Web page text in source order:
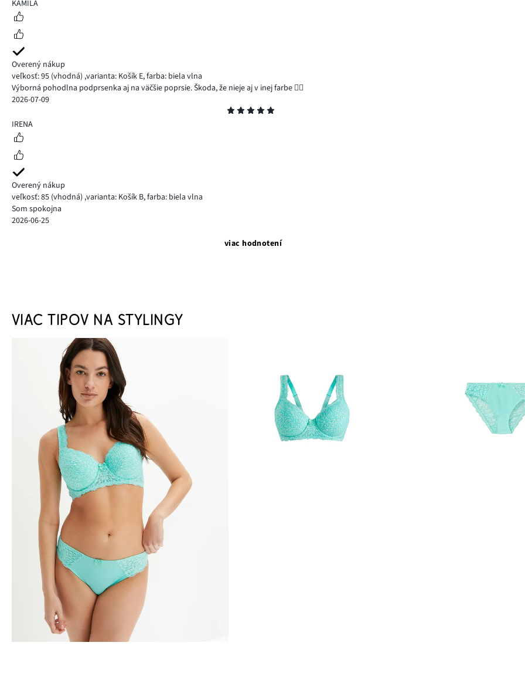
KAMILA
Overený nákup
veľkosť: 95 (vhodná) ,varianta: Košík E,farba: biela vlna
Výborná pohodlna podprsenka aj na väčšie poprsie. Škoda, že nieje aj v inej farbe 👍🏻
2026-07-09
5
IRENA
Overený nákup
veľkosť: 85 (vhodná) ,varianta: Košík B,farba: biela vlna
Som spokojna
2026-06-25
viac hodnotení
VIAC TIPOV NA STYLINGY